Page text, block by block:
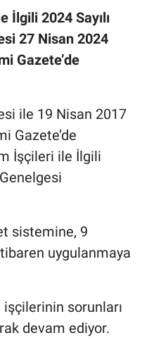
İlgili 2024 Sayılı
27 Nisan 2024
Gazete’de
ile 19 Nisan 2017
Gazete’de
İşçileri ile İlgili
sistemine, 9
uygulanmaya
sorunları
devam ediyor.